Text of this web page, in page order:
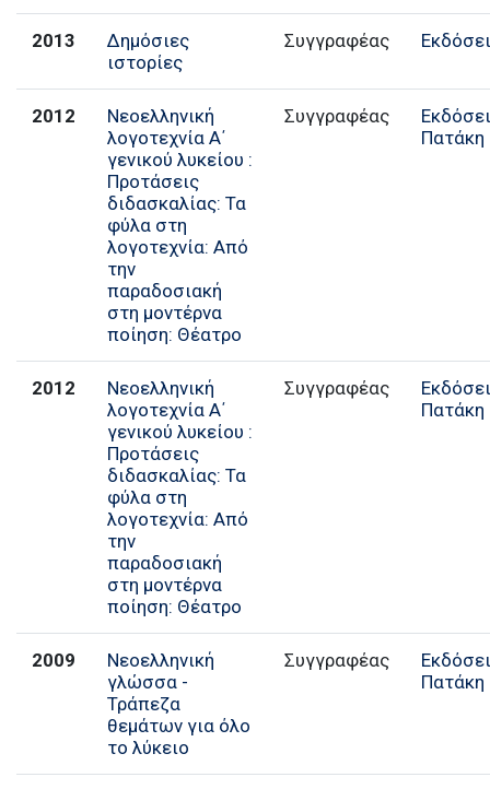
2013
Δημόσιες
ιστορίες
Συγγραφέας
2012
Νεοελληνική
λογοτεχνία Α΄
γενικού λυκείου :
Προτάσεις
διδασκαλίας: Τα
φύλα στη
λογοτεχνία: Από
την
παραδοσιακή
στη μοντέρνα
ποίηση: Θέατρο
Συγγραφέας
Πατάκη
2012
Νεοελληνική
λογοτεχνία Α΄
γενικού λυκείου :
Προτάσεις
διδασκαλίας: Τα
φύλα στη
λογοτεχνία: Από
την
παραδοσιακή
στη μοντέρνα
ποίηση: Θέατρο
Συγγραφέας
Πατάκη
2009
Νεοελληνική
γλώσσα -
Τράπεζα
θεμάτων για όλο
το λύκειο
Συγγραφέας
Πατάκη